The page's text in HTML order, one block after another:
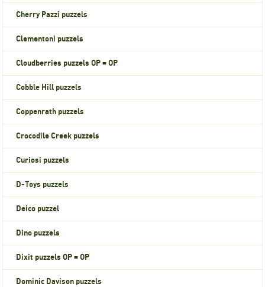
Cherry Pazzi puzzels
Clementoni puzzels
Cloudberries puzzels OP = OP
Cobble Hill puzzels
Coppenrath puzzels
Crocodile Creek puzzels
Curiosi puzzels
D-Toys puzzels
Deico puzzel
Dino puzzels
Dixit puzzels OP = OP
Dominic Davison puzzels